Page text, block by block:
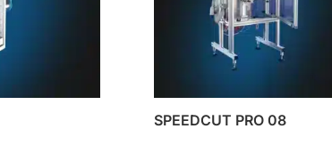
SPEEDCUT PRO 08